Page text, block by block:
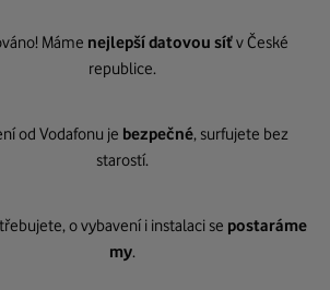
Máme nejlepší datovou síťv České
republice.
od Vodafonu je bezpečné, surfujete bez
starostí.
o vybavení i instalaci se postaráme
my.